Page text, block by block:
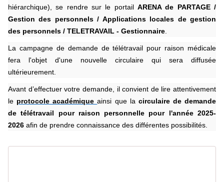
hiérarchique), se rendre sur le portail ARENA de PARTAGE /
Gestion des personnels / Applications locales de gestion
des personnels / TELETRAVAIL - Gestionnaire
La campagne de demande de télétravail pour raison médicale
fera l'objet d'une nouvelle circulaire qui sera diffusée
ultérieurement.
Avant d’effectuer votre demande, il convient de lire attentivement
le protocole académiqueainsi que la circulaire de demande
de télétravail pour raison personnelle pour l'année 2025-
2026 afin de prendre connaissance des différentes possibilités.